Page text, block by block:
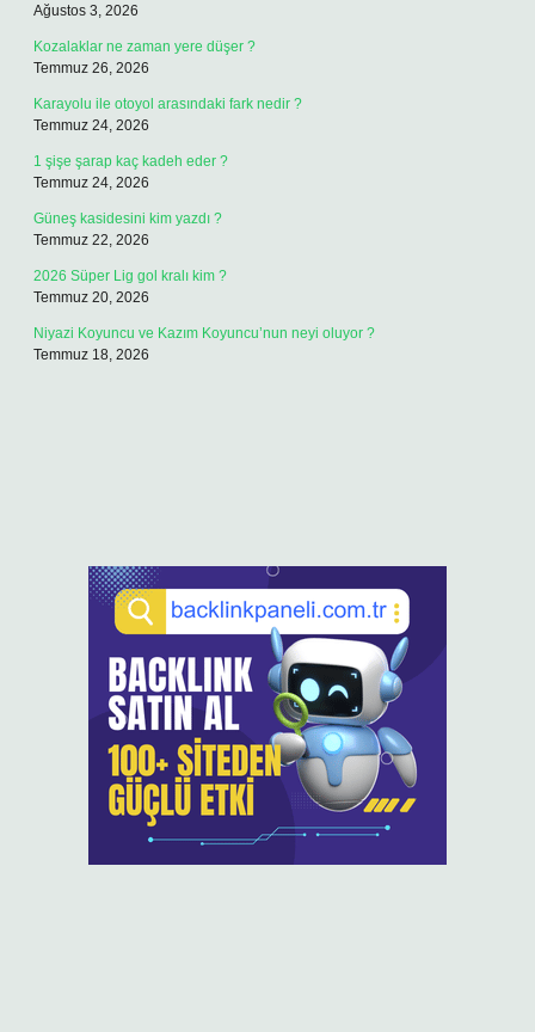
Ağustos 3, 2026
Kozalaklar ne zaman yere düşer ?
Temmuz 26, 2026
Karayolu ile otoyol arasındaki fark nedir ?
Temmuz 24, 2026
1 şişe şarap kaç kadeh eder ?
Temmuz 24, 2026
Güneş kasidesini kim yazdı ?
Temmuz 22, 2026
2026 Süper Lig gol kralı kim ?
Temmuz 20, 2026
Niyazi Koyuncu ve Kazım Koyuncu’nun neyi oluyor ?
Temmuz 18, 2026